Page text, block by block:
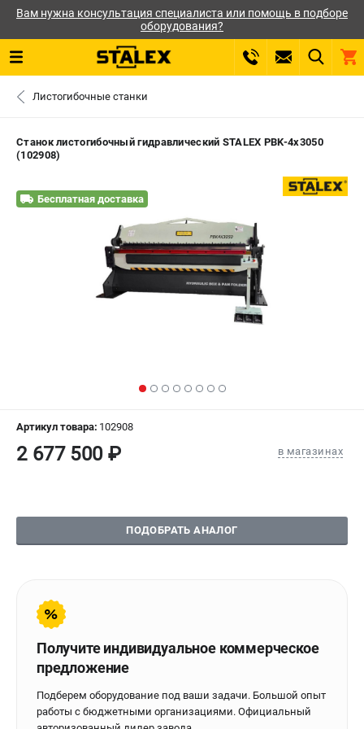
Вам нужна консультация специалиста или помощь в подборе
оборудования?
МАГАЗИНЫ
ИЗБРАННОЕ ( 0 )
ВХОД ИЛИ РЕГИСТРАЦИЯ
САНКТ-ПЕТЕРБУРГ
0 ₽
ПОДДЕРЖКА
Политика обработки персональных данных
ИНФОРМАЦИЯ
О компании
О бренде
Юридическим лицам
Листогибочные станки
Станок листогибочный гидравлический STALEX PBK-4x3050
(102908)
Бесплатная доставка
Артикул товара: 102908
2 677 500 ₽ в магазинах
ПОДОБРАТЬ АНАЛОГ
Получите индивидуальное коммерческое
предложение
Подберем оборудование под ваши задачи. Большой опыт
работы с бюджетными организациями. Официальный